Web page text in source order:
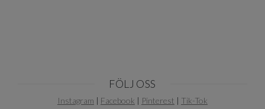
FÖLJ OSS
Instagram | Facebook | Pinterest | Tik-Tok